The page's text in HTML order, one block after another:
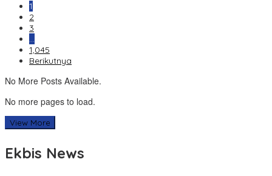
1
2
3
…
1,045
Berikutnya
No More Posts Available.
No more pages to load.
View More
Ekbis News